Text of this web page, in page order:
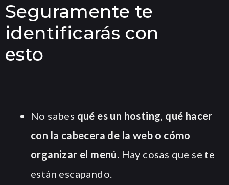
Seguramente te
identificarás con
esto
No sabes qué es un hosting, qué hacer
con la cabecera de la web o cómo
organizar el menú. Hay cosas que se te
están escapando.